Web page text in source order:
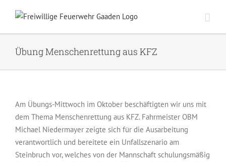
Inhalt
springen
Übung Menschenrettung aus KFZ
Am Übungs-Mittwoch im Oktober beschäftigten wir uns mit
dem Thema Menschenrettung aus KFZ. Fahrmeister OBM
Michael Niedermayer zeigte sich für die Ausarbeitung
verantwortlich und bereitete ein Unfallszenario am
Steinbruch vor, welches von der Mannschaft schulungsmäßig